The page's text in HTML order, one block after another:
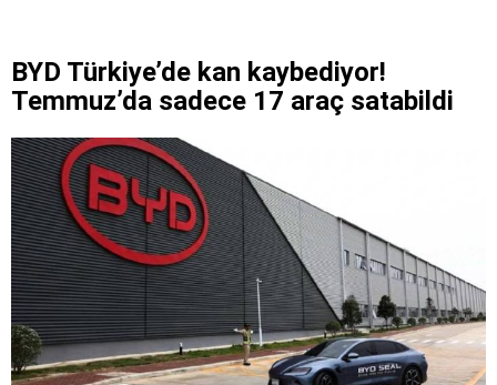
BYD Türkiye’de kan kaybediyor!
Temmuz’da sadece 17 araç satabildi